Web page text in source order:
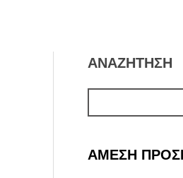
ΑΝΑΖΗΤΗΣΗ
ΑΜΕΣΗ